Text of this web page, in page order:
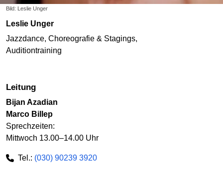
Bild: Leslie Unger
Leslie Unger
Jazzdance, Choreografie & Stagings,
Auditiontraining
Leitung
Bijan Azadian
Marco Billep
Sprechzeiten:
Mittwoch 13.00–14.00 Uhr
Tel.: (030) 90239 3920